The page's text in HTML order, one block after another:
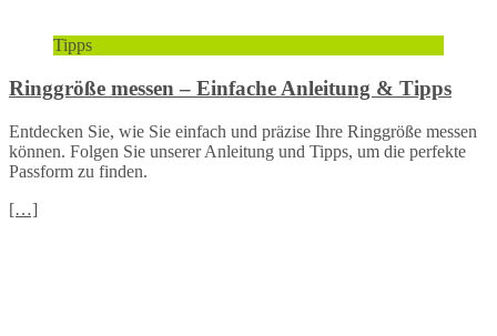
Tipps
Ringgröße messen – Einfache Anleitung & Tipps
Entdecken Sie, wie Sie einfach und präzise Ihre Ringgröße messen
können. Folgen Sie unserer Anleitung und Tipps, um die perfekte
Passform zu finden.
[…]